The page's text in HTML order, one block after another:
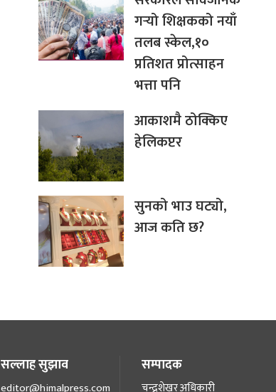
गर्‍यो शिक्षकको नयाँ
तलब स्केल,१०
प्रतिशत प्रोत्साहन
भत्ता पनि
आकाशमै ठोक्किए
हेलिकप्टर
सुनको भाउ घट्यो,
आज कति छ?
सल्लाह सुझाव
editor@himalpress.com
सम्पादक
चन्द्रशेखर अधिकारी